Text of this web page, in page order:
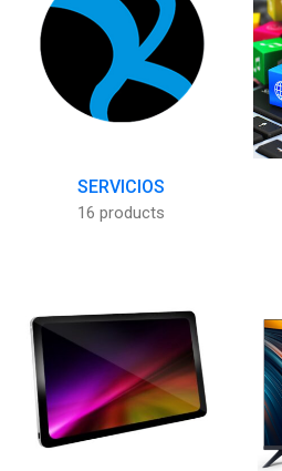
SERVICIOS
16 products